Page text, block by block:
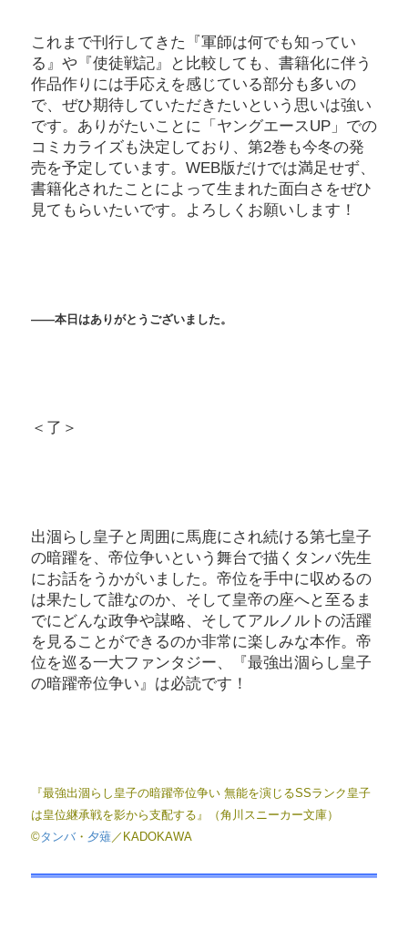
これまで刊行してきた『軍師は何でも知ってい
る』や『使徒戦記』と比較しても、書籍化に伴う
作品作りには手応えを感じている部分も多いの
で、ぜひ期待していただきたいという思いは強い
です。ありがたいことに「ヤングエースUP」での
コミカライズも決定しており、第2巻も今冬の発
売を予定しています。WEB版だけでは満足せず、
書籍化されたことによって生まれた面白さをぜひ
見てもらいたいです。よろしくお願いします！
――本日はありがとうございました。
＜了＞
出涸らし皇子と周囲に馬鹿にされ続ける第七皇子
の暗躍を、帝位争いという舞台で描くタンバ先生
にお話をうかがいました。帝位を手中に収めるの
は果たして誰なのか、そして皇帝の座へと至るま
でにどんな政争や謀略、そしてアルノルトの活躍
を見ることができるのか非常に楽しみな本作。帝
位を巡る一大ファンタジー、『最強出涸らし皇子
の暗躍帝位争い』は必読です！
『最強出涸らし皇子の暗躍帝位争い 無能を演じるSSランク皇子
は皇位継承戦を影から支配する』（角川スニーカー文庫）
©タンバ ・ 夕薙／KADOKAWA